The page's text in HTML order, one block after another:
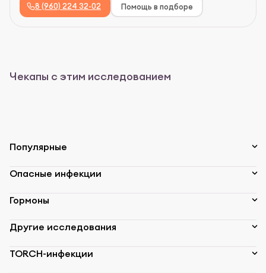
8 (960) 224 32-02 Помощь в подборе
Чекапы с этим исследованием
Популярные
Опасные инфекции
Гормоны
Другие исследования
TORCH-инфекции